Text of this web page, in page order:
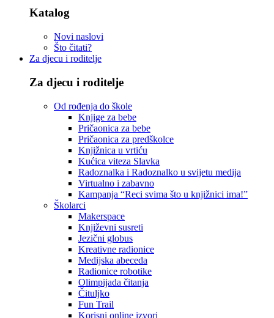
Katalog
Novi naslovi
Što čitati?
Za djecu i roditelje
Za djecu i roditelje
Od rođenja do škole
Knjige za bebe
Pričaonica za bebe
Pričaonica za predškolce
Knjižnica u vrtiću
Kućica viteza Slavka
Radoznalka i Radoznalko u svijetu medija
Virtualno i zabavno
Kampanja “Reci svima što u knjižnici ima!”
Školarci
Makerspace
Književni susreti
Jezični globus
Kreativne radionice
Medijska abeceda
Radionice robotike
Olimpijada čitanja
Čituljko
Fun Trail
Korisni online izvori